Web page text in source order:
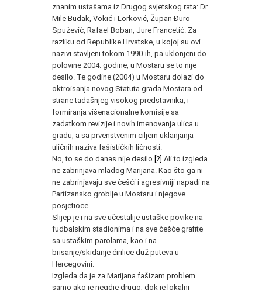
znanim ustašama iz Drugog svjetskog rata: Dr.
Mile Budak, Vokić i Lorković, Župan Đuro
Spužević, Rafael Boban, Jure Francetić. Za
razliku od Republike Hrvatske, u kojoj su ovi
nazivi stavljeni tokom 1990-ih, pa uklonjeni do
polovine 2004. godine, u Mostaru se to nije
desilo. Te godine (2004) u Mostaru dolazi do
oktroisanja novog Statuta grada Mostara od
strane tadašnjeg visokog predstavnika, i
formiranja višenacionalne komisije sa
zadatkom revizije i novih imenovanja ulica u
gradu, a sa prvenstvenim ciljem uklanjanja
uličnih naziva fašističkih ličnosti.
No, to se do danas nije desilo. [2] Ali to izgleda
ne zabrinjava mladog Marijana. Kao što ga ni
ne zabrinjavaju sve češći i agresivniji napadi na
Partizansko groblje u Mostaru i njegove
posjetioce.
Slijep je i na sve učestalije ustaške povike na
fudbalskim stadionima i na sve češće grafite
sa ustaškim parolama, kao i na
brisanje/skidanje ćirilice duž puteva u
Hercegovini.
Izgleda da je za Marijana fašizam problem
samo ako je negdje drugo, dok je lokalni